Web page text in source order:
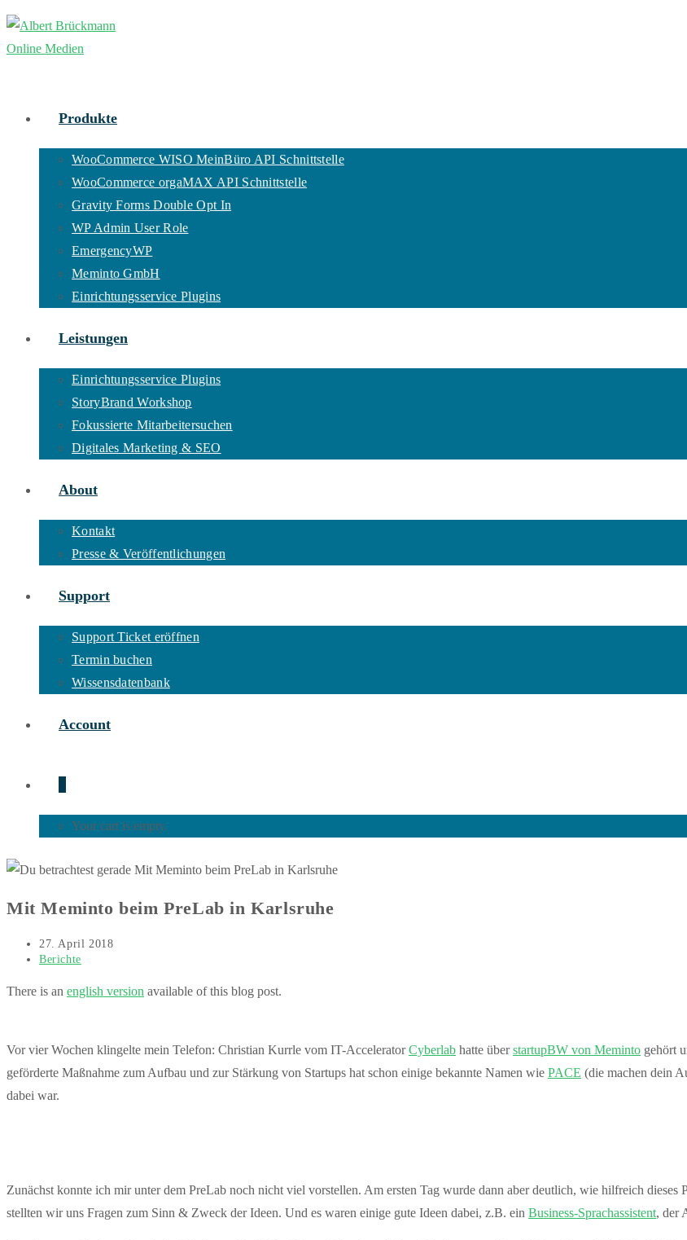
Zum
Produkte
WooCommerce WISO MeinBüro API Schnittstelle
WooCommerce orgaMAX API Schnittstelle
Gravity Forms Double Opt In
WP Admin User Role
EmergencyWP
Meminto GmbH
Einrichtungsservice Plugins
Leistungen
Einrichtungsservice Plugins
StoryBrand Workshop
Fokussierte Mitarbeitersuchen
Digitales Marketing & SEO
About
Kontakt
Presse & Veröffentlichungen
Support
Support Ticket eröffnen
Termin buchen
Wissensdatenbank
Account
Your cart is empty.
Mit Meminto beim PreLab in Karlsruhe
Beitrag
veröffentlicht:
27. April 2018
Beitrags-
Berichte
There is an english version available of this blog post.
Vor vier Wochen klingelte mein Telefon: Christian Kurrle vom IT-AcceleratorCyberlab hatte überstartupBW von Meminto gehört
geförderte Maßnahme zum Aufbau und zur Stärkung von Startups hat schon einige bekannte Namen wie PACE (die machen dein
dabei war.
Zunächst konnte ich mir unter dem PreLab noch nicht viel vorstellen. Am ersten Tag wurde dann aber deutlich, wie hilfreich dieses
stellten wir uns Fragen zum Sinn & Zweck der Ideen. Und es waren einige gute Ideen dabei, z.B. ein Business-Sprachassistent, der